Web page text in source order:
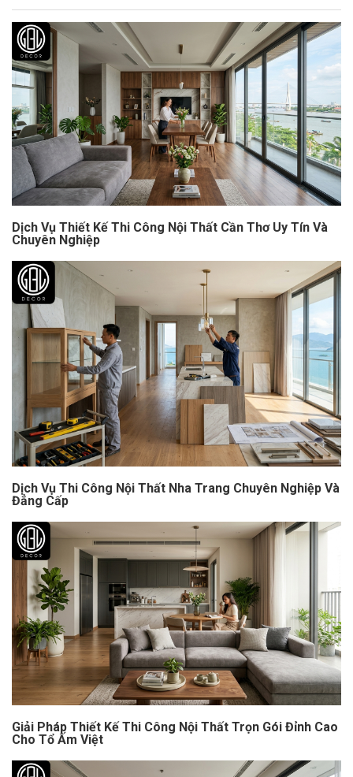
Dịch Vụ Thiết Kế Thi Công Nội Thất Cần Thơ Uy Tín Và
Chuyên Nghiệp
Dịch Vụ Thi Công Nội Thất Nha Trang Chuyên Nghiệp Và
Đẳng Cấp
Giải Pháp Thiết Kế Thi Công Nội Thất Trọn Gói Đỉnh Cao
Cho Tổ Ấm Việt